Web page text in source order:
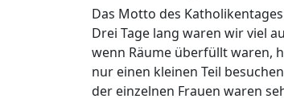
Das Motto des
Drei Tage lang waren wir viel
wenn Räume überfüllt waren,
nur einen kleinen Teil
der einzelnen Frauen waren